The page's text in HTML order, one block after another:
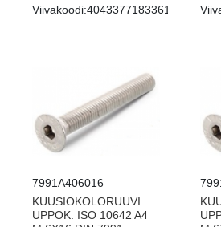
Viivakoodi:4043377183361
7991A406016
KUUSIOKOLORUUVI
UPPOK. ISO 10642 A4